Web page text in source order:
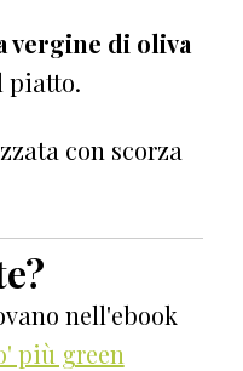
vergine di oliva
piatto.
con scorza
nell'ebook
più green